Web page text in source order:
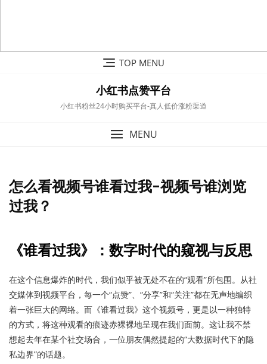
TOP MENU
小红书点赞平台
小红书粉丝24小时购买平台-真人低价涨粉渠道
MENU
怎么看视频号谁看过我-视频号谁浏览
过我？
《谁看过我》：数字时代的窥视与反思
在这个信息爆炸的时代，我们似乎被无处不在的“观看”所包围。从社
交媒体到视频平台，每一个“点赞”、“分享”和“关注”都在无声地编织
着一张巨大的网络。而《谁看过我》这个视频号，更是以一种独特
的方式，将这种观看的痕迹赤裸裸地呈现在我们面前。这让我不禁
想起去年在某个社交场合，一位朋友偶然提起的“大数据时代下的隐
私边界”的话题。